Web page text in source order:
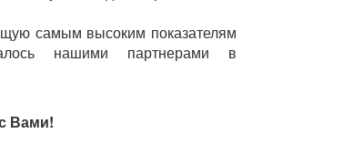
самым высоким показателям
нашими партнерами в
Вами!